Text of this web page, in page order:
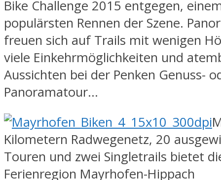
Bike Challenge 2015 entgegen,
populärsten Rennen der Szene.
freuen sich auf Trails mit wenigen
viele Einkehrmöglichkeiten und
Aussichten bei der Penken Genuss-
Panoramatour…
Kilometern Radwegenetz, 20
Touren und zwei Singletrails bietet
Ferienregion Mayrhofen-Hippach